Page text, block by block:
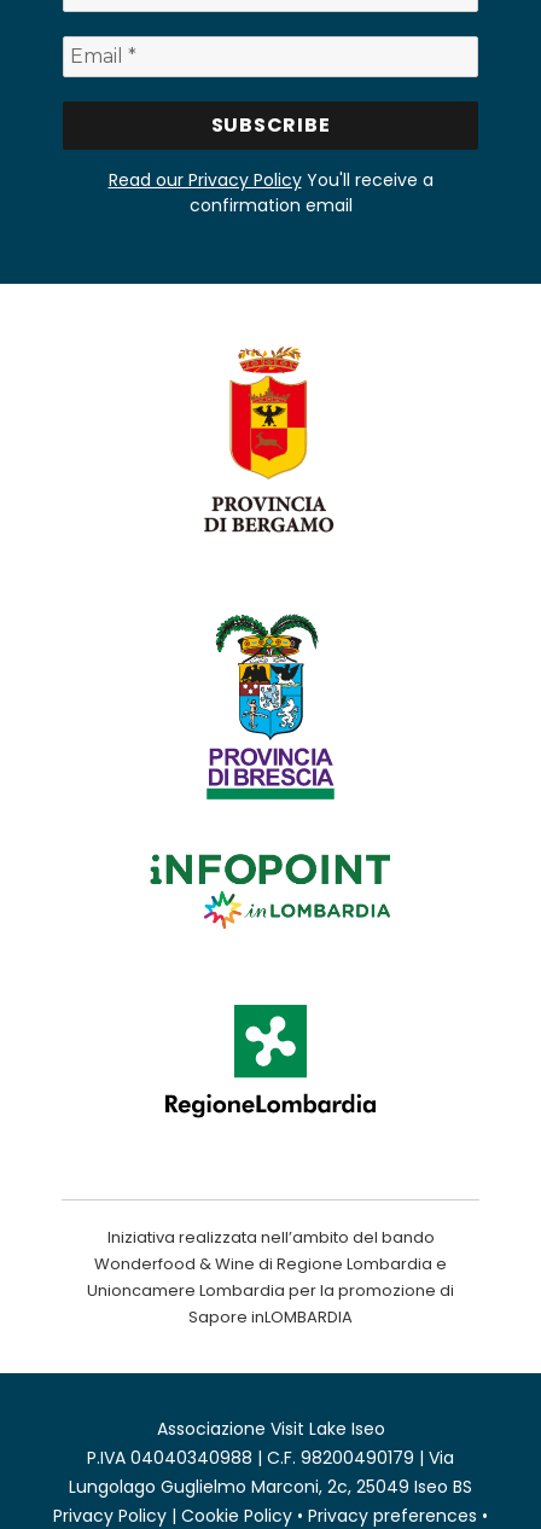
Read our Privacy PolicyYou'll receive a
confirmation email
Iniziativa realizzata nell’ambito del bando
Wonderfood & Wine di Regione Lombardia e
Unioncamere Lombardia per la promozione di
Sapore inLOMBARDIA
Associazione Visit Lake Iseo
P.IVA 04040340988 | C.F. 98200490179 | Via
Lungolago Guglielmo Marconi, 2c, 25049 Iseo BS
Privacy Policy | Cookie Policy • Privacy preferences •